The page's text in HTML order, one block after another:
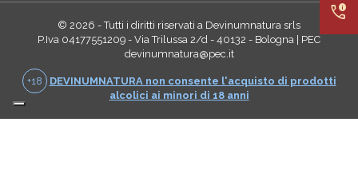
© 2026 - Tutti i diritti riservati a Devinumnatura srls
P.Iva 04177551209 - Via Trilussa 2/d - 40132 - Bologna | PEC
devinumnatura@pec.it
+18
DEVINUMNATURA non consente l'acquisto di prodotti
alcolici ai minori di 18 anni
call_quality